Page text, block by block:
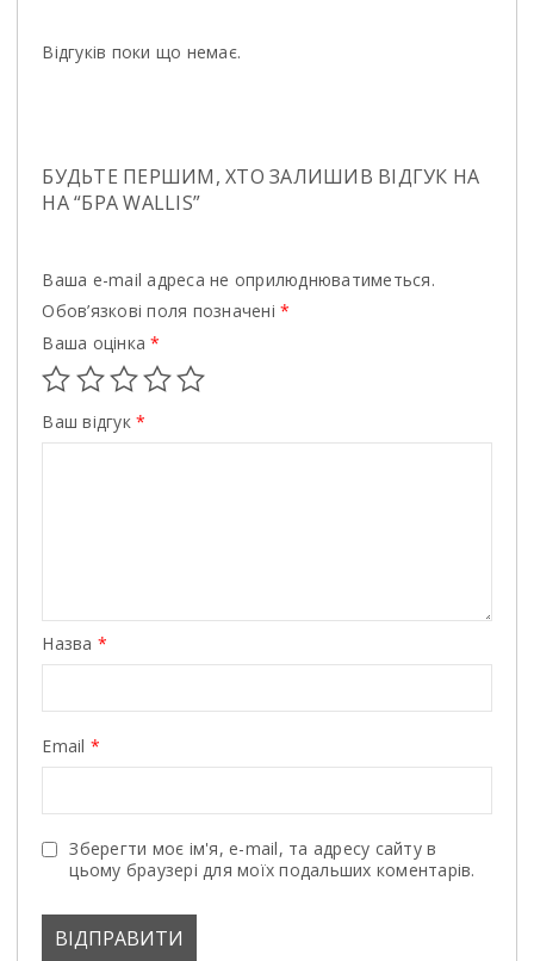
Відгуків поки що немає.
БУДЬТЕ ПЕРШИМ, ХТО ЗАЛИШИВ ВІДГУК НА
НА “БРА WALLIS”
Ваша e-mail адреса не оприлюднюватиметься.
Обов’язкові поля позначені*
Ваша оцінка*
Ваш відгук*
Назва *
Email *
Зберегти моє ім'я, e-mail, та адресу сайту в
цьому браузері для моїх подальших коментарів.